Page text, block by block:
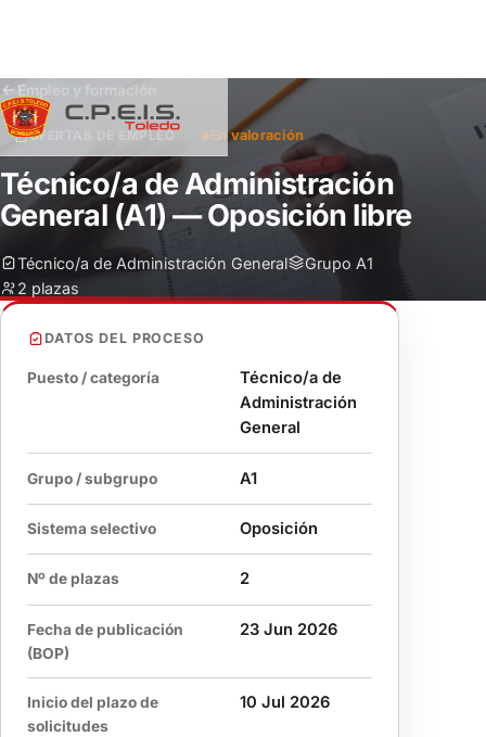
Saltar
al
contenido
Empleo y formación
OFERTAS DE EMPLEO En valoración
Técnico/a de Administración
General (A1) — Oposición libre
Técnico/a de Administración General
Grupo A1
2 plazas
DATOS DEL PROCESO
Puesto / categoría
Técnico/a de
Administración
General
Grupo / subgrupo A1
Sistema selectivo Oposición
Nº de plazas 2
Fecha de publicación
(BOP)
23 Jun 2026
Inicio del plazo de
solicitudes
10 Jul 2026